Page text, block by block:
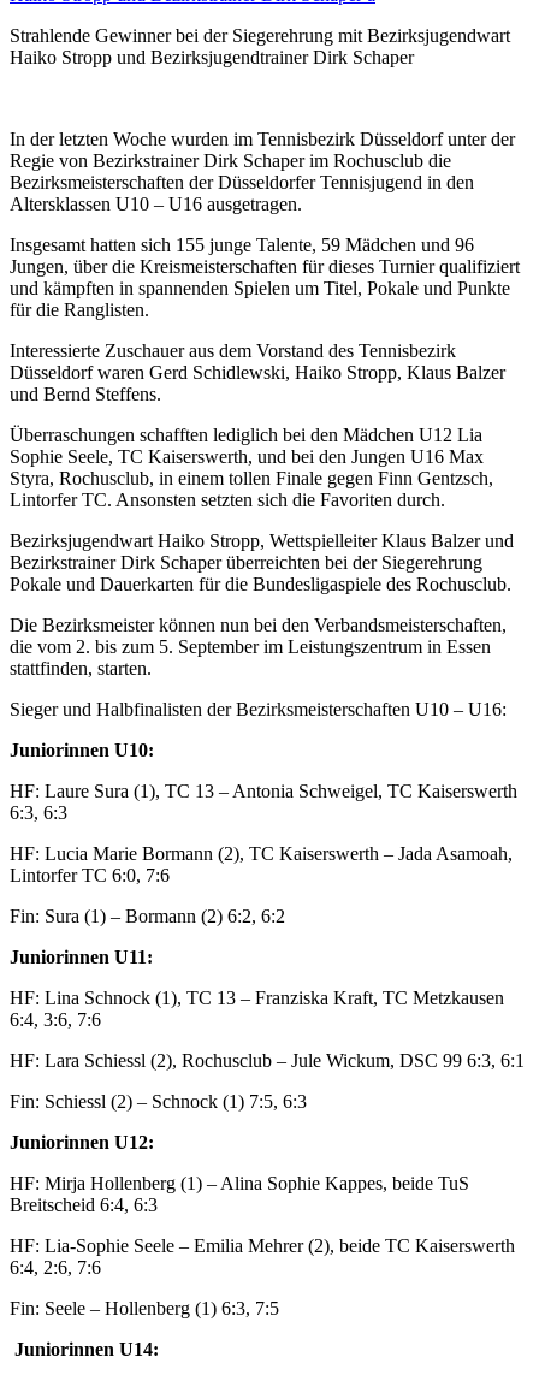
Strahlende Gewinner bei der Siegerehrung mit Bezirksjugendwart
Haiko Stropp und Bezirksjugendtrainer Dirk Schaper
In der letzten Woche wurden im Tennisbezirk Düsseldorf unter der
Regie von Bezirkstrainer Dirk Schaper im Rochusclub die
Bezirksmeisterschaften der Düsseldorfer Tennisjugend in den
Altersklassen U10 – U16 ausgetragen.
Insgesamt hatten sich 155 junge Talente, 59 Mädchen und 96
Jungen, über die Kreismeisterschaften für dieses Turnier qualifiziert
und kämpften in spannenden Spielen um Titel, Pokale und Punkte
für die Ranglisten.
Interessierte Zuschauer aus dem Vorstand des Tennisbezirk
Düsseldorf waren Gerd Schidlewski, Haiko Stropp, Klaus Balzer
und Bernd Steffens.
Überraschungen schafften lediglich bei den Mädchen U12 Lia
Sophie Seele, TC Kaiserswerth, und bei den Jungen U16 Max
Styra, Rochusclub, in einem tollen Finale gegen Finn Gentzsch,
Lintorfer TC. Ansonsten setzten sich die Favoriten durch.
Bezirksjugendwart Haiko Stropp, Wettspielleiter Klaus Balzer und
Bezirkstrainer Dirk Schaper überreichten bei der Siegerehrung
Pokale und Dauerkarten für die Bundesligaspiele des Rochusclub.
Die Bezirksmeister können nun bei den Verbandsmeisterschaften,
die vom 2. bis zum 5. September im Leistungszentrum in Essen
stattfinden, starten.
Sieger und Halbfinalisten der Bezirksmeisterschaften U10 – U16:
Juniorinnen U10:
HF: Laure Sura (1), TC 13 – Antonia Schweigel, TC Kaiserswerth
6:3, 6:3
HF: Lucia Marie Bormann (2), TC Kaiserswerth – Jada Asamoah,
Lintorfer TC 6:0, 7:6
Fin: Sura (1) – Bormann (2) 6:2, 6:2
Juniorinnen U11:
HF: Lina Schnock (1), TC 13 – Franziska Kraft, TC Metzkausen
6:4, 3:6, 7:6
HF: Lara Schiessl (2), Rochusclub – Jule Wickum, DSC 99 6:3, 6:1
Fin: Schiessl (2) – Schnock (1) 7:5, 6:3
Juniorinnen U12:
HF: Mirja Hollenberg (1) – Alina Sophie Kappes, beide TuS
Breitscheid 6:4, 6:3
HF: Lia-Sophie Seele – Emilia Mehrer (2), beide TC Kaiserswerth
6:4, 2:6, 7:6
Fin: Seele – Hollenberg (1) 6:3, 7:5
Juniorinnen U14: